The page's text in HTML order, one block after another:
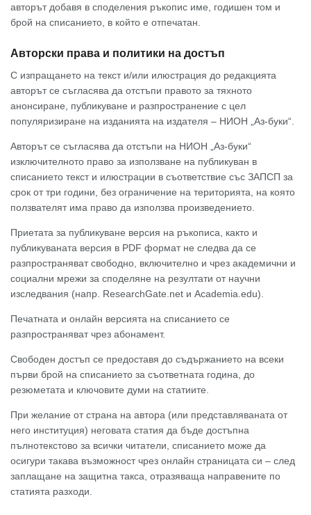
авторът добавя в споделения ръкопис име, годишен том и
брой на списанието, в който е отпечатан.
Авторски права и политики на достъп
С изпращането на текст и/или илюстрация до редакцията
авторът се съгласява да отстъпи правото за тяхното
анонсиране, публикуване и разпространение с цел
популяризиране на изданията на издателя – НИОН „Аз-буки“.
Авторът се съгласява да отстъпи на НИОН „Аз-буки“
изключителното право за използване на публикуван в
списанието текст и илюстрации в съответствие със ЗАПСП за
срок от три години, без ограничение на територията, на която
ползвателят има право да използва произведението.
Приетата за публикуване версия на ръкописа, както и
публикуваната версия в PDF формат не следва да се
разпространяват свободно, включително и чрез академични и
социални мрежи за споделяне на резултати от научни
изследвания (напр. ResearchGate.net и Academia.edu).
Печатната и онлайн версията на списанието се
разпространяват чрез абонамент.
Свободен достъп се предоставя до съдържанието на всеки
първи брой на списанието за съответната година, до
резюметата и ключовите думи на статиите.
При желание от страна на автора (или представляваната от
него институция) неговата статия да бъде достъпна
пълнотекстово за всички читатели, списанието може да
осигури такава възможност чрез онлайн страницата си – след
заплащане на защитна такса, отразяваща направените по
статията разходи.